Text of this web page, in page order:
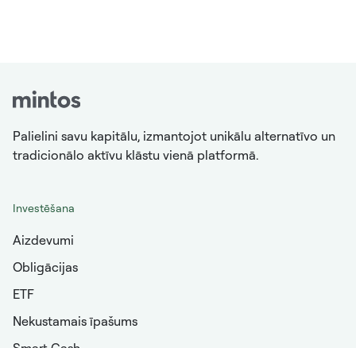
Palielini savu kapitālu, izmantojot unikālu alternatīvo un
tradicionālo aktīvu klāstu vienā platformā.
Investēšana
Aizdevumi
Obligācijas
ETF
Nekustamais īpašums